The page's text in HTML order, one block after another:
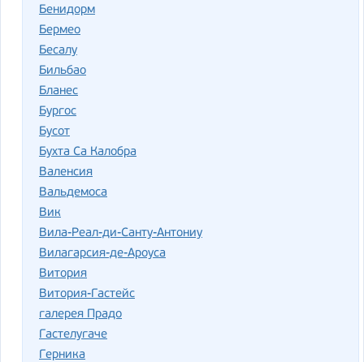
Бенидорм
Бермео
Бесалу
Бильбао
Бланес
Бургос
Бусот
Бухта Са Калобра
Валенсия
Вальдемоса
Вик
Вила-Реал-ди-Санту-Антониу
Вилагарсия-де-Ароуса
Витория
Витория-Гастейс
галерея Прадо
Гастелугаче
Герника